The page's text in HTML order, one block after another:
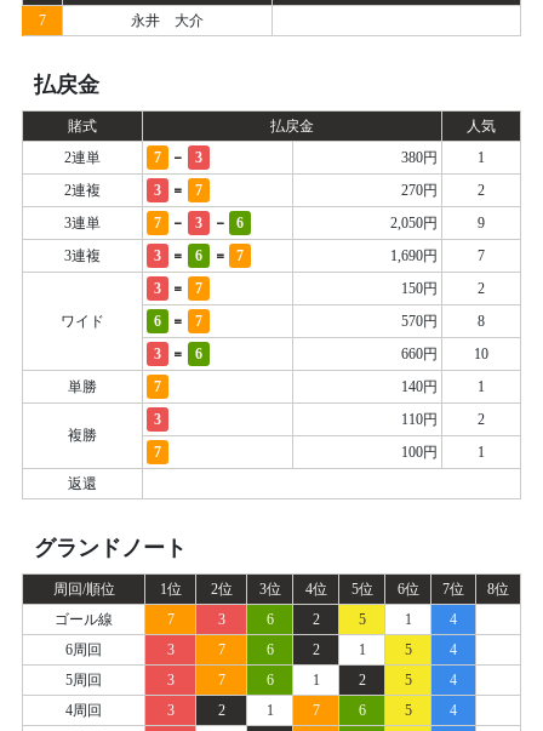
7
永井 大介
払戻金
賭式 払戻金
人気
2連単
7 - 3 380円
1
2連複
3 = 7 270円
2
3連単
7 - 3 - 6 2,050円
9
3連複
3 = 6 = 7 1,690円 7
ワイド
3 = 7 150円
2
6
= 7 570円
8
3
= 6 660円
10
単勝
7 140円 1
複勝
3 110円
2
7
100円
1
返還
グランドノート
周回/順位 1位 2位 3位 4位 5位 6位 7位
8位
ゴール線
7 3 6 2 5 1
4
6周回
3 7 6 2 1 5
4
5周回
3 7 6 1 2 5
4
4周回
3 2 1 7 6 5
4